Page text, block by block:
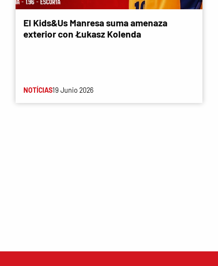
El Kids&Us Manresa suma amenaza
exterior con Łukasz Kolenda
NOTÍCIAS19 Junio 2026